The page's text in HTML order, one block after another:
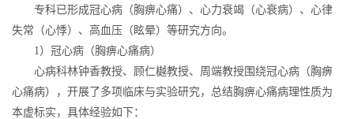
专科已形成冠心病（胸痹心痛）、心力衰竭（心衰病）、心律
失常（心悸）、高血压（眩晕）等研究方向。
1）冠心病（胸痹心痛病）
心病科林钟香教授、顾仁樾教授、周端教授围绕冠心病（胸痹
心痛病），开展了多项临床与实验研究，总结胸痹心痛病理性质为
本虚标实，具体经验如下：